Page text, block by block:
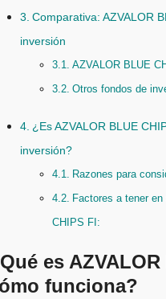
Comparativa: AZVALOR
inversión
AZVALOR BLUE
Otros fondos de
¿Es AZVALOR BLUE
inversión?
Razones para
Factores a tener
CHIPS FI:
es
funciona?